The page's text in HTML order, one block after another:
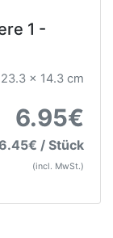
1 -
23.3 x 14.3 cm
6.95€
/ Stück
(incl. MwSt.)